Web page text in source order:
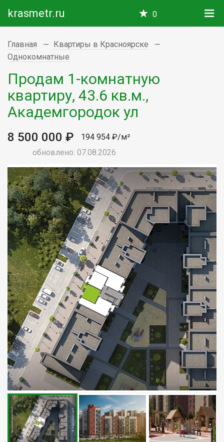
krasmetr.ru 0
Главная
Квартиры в Красноярске
Однокомнатные
Продам 1-комнатную
квартиру, 43.6 кв.м.,
Академгородок ул
8 500 000 ₽
194 954 ₽/м²
обновлено: 07.08.2026